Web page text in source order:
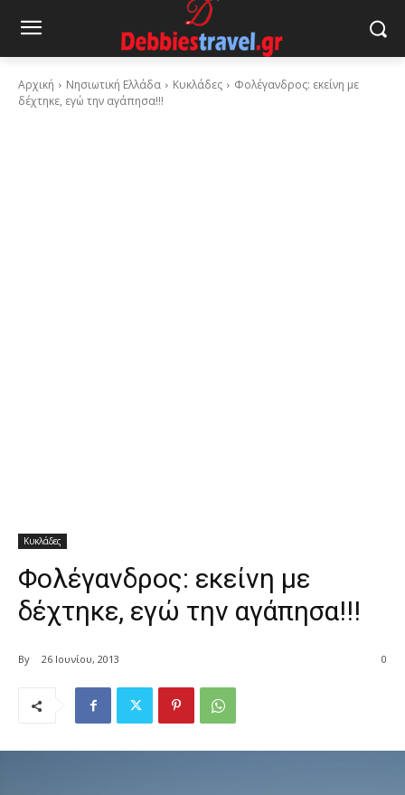
Αρχική Νησιωτική Ελλάδα Κυκλάδες
Φολέγανδρος: εκείνη με
δέχτηκε, εγώ την αγάπησα!!!
Κυκλάδες
Φολέγανδρος: εκείνη με
δέχτηκε, εγώ την αγάπησα!!!
By 26 Ιουνίου, 2013 0